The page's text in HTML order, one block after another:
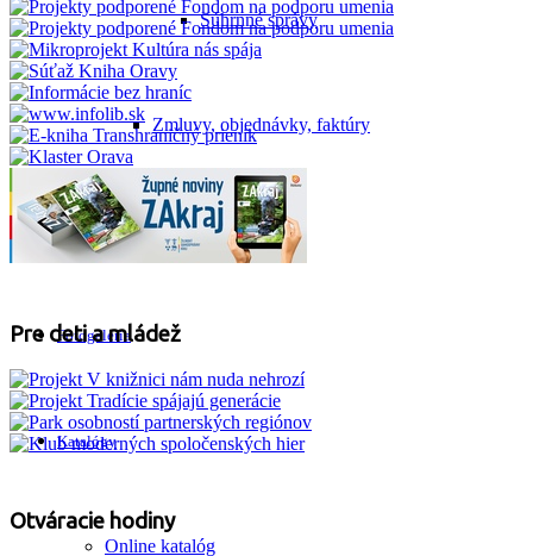
Súhrnné správy
Zmluvy, objednávky, faktúry
Smernice
Fotogaléria
Katalógy
Online katalóg
Pre deti a mládež
Otváracie hodiny